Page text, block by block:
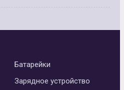
Батарейки
Зарядное устройство